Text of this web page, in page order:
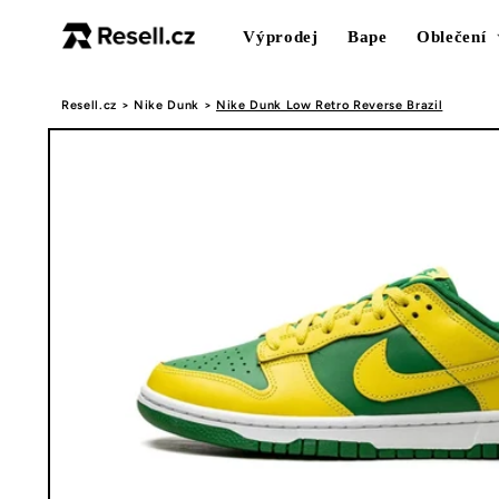
obsahu
Výprodej Bape Oblečení
Resell.cz > Nike Dunk > Nike Dunk Low Retro Reverse Brazil
Přejít na